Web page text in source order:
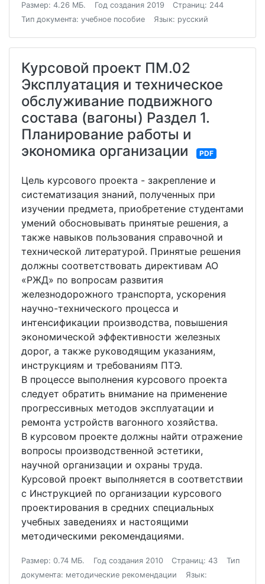
Размер: 4.26 МБ. Год создания 2019
Страниц: 244
Тип документа: учебное пособие
Язык: русский
Курсовой проект ПМ.02
Эксплуатация и техническое
обслуживание подвижного
состава (вагоны) Раздел 1.
Планирование работы и
экономика организации
PDF
Цель курсового проекта - закрепление и
систематизация знаний, полученных при
изучении предмета, приобретение студентами
умений обосновывать принятые решения, а
также навыков пользования справочной и
технической литературой. Принятые решения
должны соответствовать директивам АО
«РЖД» по вопросам развития
железнодорожного транспорта, ускорения
научно-технического процесса и
интенсификации производства, повышения
экономической эффективности железных
дорог, а также руководящим указаниям,
инструкциям и требованиям ПТЭ.
В процессе выполнения курсового проекта
следует обратить внимание на применение
прогрессивных методов эксплуатации и
ремонта устройств вагонного хозяйства.
В курсовом проекте должны найти отражение
вопросы производственной эстетики,
научной организации и охраны труда.
Курсовой проект выполняется в соответствии
с Инструкцией по организации курсового
проектирования в средних специальных
учебных заведениях и настоящими
методическими рекомендациями.
Размер: 0.74 МБ. Год создания 2010 Страниц: 43
Тип
документа: методические рекомендации
Язык: